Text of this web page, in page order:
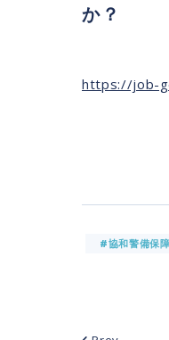
か？
https://job-
#協和警備保障